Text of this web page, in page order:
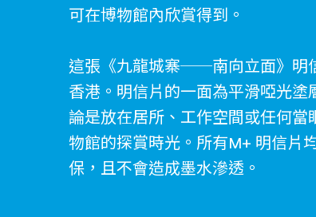
可在博物館內欣賞得到。
這張《九龍城寨──南向立面》明
香港。明信片的一面為平滑啞光
論是放在居所、工作空間或任何
物館的探賞時光。所有M+ 明信片
保，且不會造成墨水滲透。